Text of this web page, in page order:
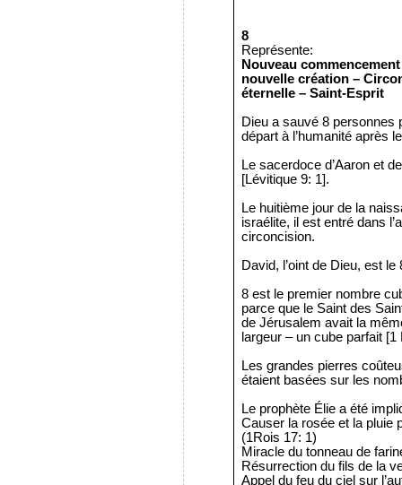
8
Représente:
Nouveau
nouvelle création –
éternelle – Saint-Esprit
Dieu a sauvé 8 personnes
départ à l’humanité après
Le sacerdoce d’Aaron et
[Lévitique 9: 1].
Le huitième jour de la
israélite, il est entré dans
circoncision.
David, l’oint de Dieu, est
8 est le premier nombre
parce que le Saint des
de Jérusalem avait la
largeur – un cube parfait [1
Les grandes pierres
étaient basées sur les
Le prophète Élie a été
Causer la rosée et la pluie
(1Rois 17: 1)
Miracle du tonneau de
Résurrection du fils de la
Appel du feu du ciel sur